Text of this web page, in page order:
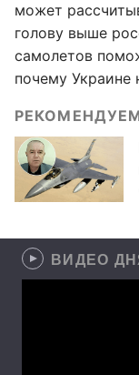
может
голову выше
самолетов
почему Украине
ВИДЕО